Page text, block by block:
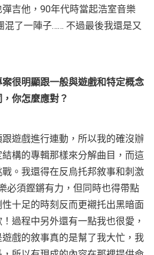
吉他，90年代時當起浩室音樂
混了一陣子…… 不過最後我還是又
很明顯跟一般與遊戲和特定概念
你怎麼應對？
遊戲進行連動，所以我的確沒辦
構的專輯那樣來分解曲目，而這
。我還得在反烏托邦敘事和刺激
必須鏗鏘有力，但同時也得帶點
十足的時刻反而更襯托出黑暗面
過程中另外還有一點我也很愛，
戲的敘事真的是幫了我大忙，我